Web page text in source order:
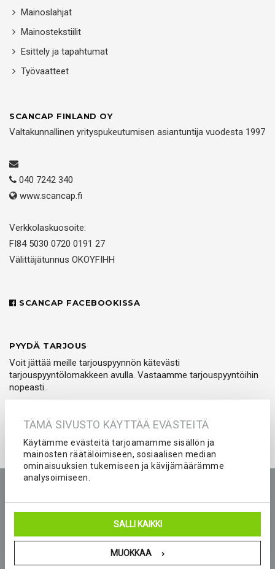
TÄMÄ SIVUSTO KÄYTTÄÄ EVÄSTEITÄ
Käytämme evästeitä tarjoamamme sisällön ja
mainosten räätälöimiseen, sosiaalisen median
ominaisuuksien tukemiseen ja kävijämäärämme
analysoimiseen.
SALLI KAIKKI
MUOKKAA
Mainoslahjat
Mainostekstiilit
Esittely ja tapahtumat
Työvaatteet
SCANCAP FINLAND OY
Valtakunnallinen yrityspukeutumisen asiantuntija vuodesta 1997
040 7242 340
www.scancap.fi
Verkkolaskuosoite:
FI84 5030 0720 0191 27
Välittäjätunnus OKOYFIHH
SCANCAP FACEBOOKISSA
PYYDÄ TARJOUS
Voit jättää meille tarjouspyynnön kätevästi
tarjouspyyntölomakkeen avulla. Vastaamme tarjouspyyntöihin
nopeasti.
Tarjouspyyntö
Peliasut ja seura-asut joukkueelle
Blogi
Yhteystiedot
© 2026 Scancap Finland Oy. Sivujen toteutus: